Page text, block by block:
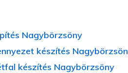
Nagybörzsöny
készítés
készítés Nagybörzsöny